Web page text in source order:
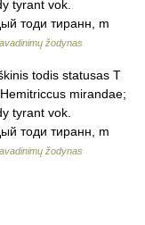
tyrant vok.
тоди тиранн, m
žodynas
todis statusas T
mirandae;
tyrant vok.
тоди тиранн, m
žodynas